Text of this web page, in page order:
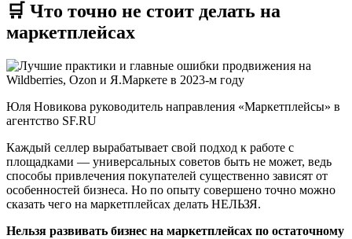
🛒 Что точно не стоит делать на
маркетплейсах
Юля Новикова руководитель направления «Маркетплейсы» в
агентство SF.RU
Каждый селлер вырабатывает свой подход к работе с
площадками — универсальных советов быть не может, ведь
способы привлечения покупателей существенно зависят от
особенностей бизнеса. Но по опыту совершено точно можно
сказать чего на маркетплейсах делать НЕЛЬЗЯ.
Нельзя развивать бизнес на маркетплейсах по остаточному